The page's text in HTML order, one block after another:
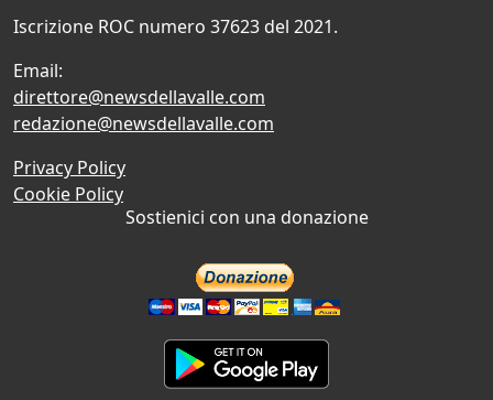
Iscrizione ROC numero 37623 del 2021.
Email:
direttore@newsdellavalle.com
redazione@newsdellavalle.com
Privacy Policy
Cookie Policy
Sostienici con una donazione